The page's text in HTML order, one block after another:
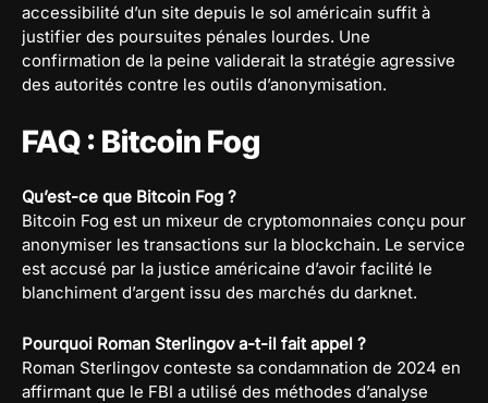
accessibilité d’un site depuis le sol américain suffit à
justifier des poursuites pénales lourdes. Une
confirmation de la peine validerait la stratégie agressive
des autorités contre les outils d’anonymisation.
FAQ : Bitcoin Fog
Qu’est-ce que Bitcoin Fog ?
Bitcoin Fog est un mixeur de cryptomonnaies conçu pour
anonymiser les transactions sur la blockchain. Le service
est accusé par la justice américaine d’avoir facilité le
blanchiment d’argent issu des marchés du darknet.
Pourquoi Roman Sterlingov a-t-il fait appel ?
Roman Sterlingov conteste sa condamnation de 2024 en
affirmant que le FBI a utilisé des méthodes d’analyse